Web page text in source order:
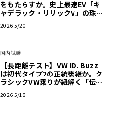
をもたらすか。史上最速EV「キ
ャデラック・リリックV」の珠玉
ANT LAB》
2026 5/20
国内試乗
【長距離テスト】VW ID. Buzz
は初代タイプ2の正統後継か。ク
ラシックVW乗りが紐解く「伝統
のリアル」《LE VOLANT LA
2026 5/18